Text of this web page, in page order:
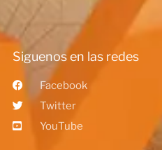
Siguenos en las redes
Facebook
Twitter
YouTube